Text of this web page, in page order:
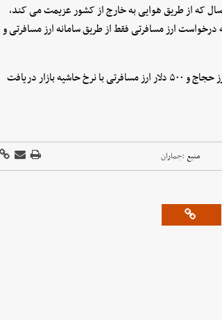
همچنین بر اساس دستورالعمل ارز مسافرتی، هر مسافر ایرانی بالای ۵ سال که از طریق هوایی به خارج از کشور عزیمت می کند،
کند که درخواست ارز مسافرتی فقط از طریق سامانه ارز مسافرتی و
امسال برای زائران خانه خدا این امکان فراهم شده است که ۵۰۰ دلار ارز حجاج و ۵۰۰ دلار ارز مسافرتی با نرخ حاشیه بازار دریافت
منبع :جماران